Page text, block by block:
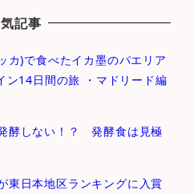
記事
)で食べたイカ墨のパエリア
ン14日間の旅 ・マドリード編
酵しない！？ 発酵食は見極
東日本地区ランキングに入賞